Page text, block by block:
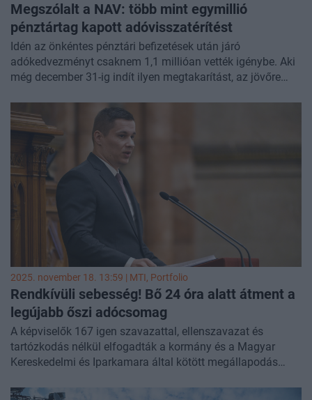
Megszólalt a NAV: több mint egymillió
pénztártag kapott adóvisszatérítést
Idén az önkéntes pénztári befizetések után járó
adókedvezményt csaknem 1,1 millióan vették igénybe. Aki
még december 31-ig indít ilyen megtakarítást, az jövőre
számolhat - hívta fel a figyelmet közleményében a Nemzeti
Adó- és Vámhivatal (NAV).
2025. november 18. 13:59 | MTI, Portfolio
Rendkívüli sebesség! Bő 24 óra alatt átment a
legújabb őszi adócsomag
A képviselők 167 igen szavazattal, ellenszavazat és
tartózkodás nélkül elfogadták a kormány és a Magyar
Kereskedelmi és Iparkamara által kötött megállapodás
csökkentő intézkedésekről szóló javaslatot. Vagyis bő egy